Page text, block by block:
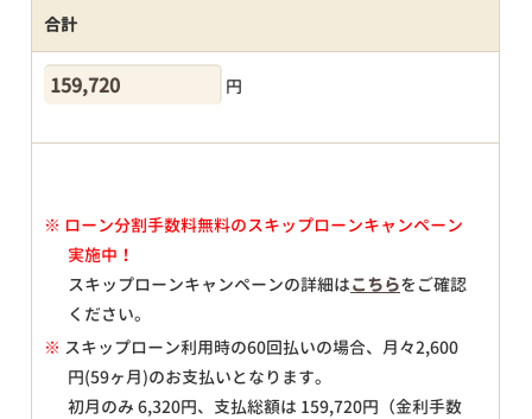
合計
円
※ ローン分割手数料無料のスキップローンキャンペーン
実施中！
スキップローンキャンペーンの詳細はこちらをご確認
ください。
※ スキップローン利用時の60回払いの場合、月々2,600
円(59ヶ月)のお支払いとなります。
初月のみ6,320円、支払総額は 159,720円（金利手数